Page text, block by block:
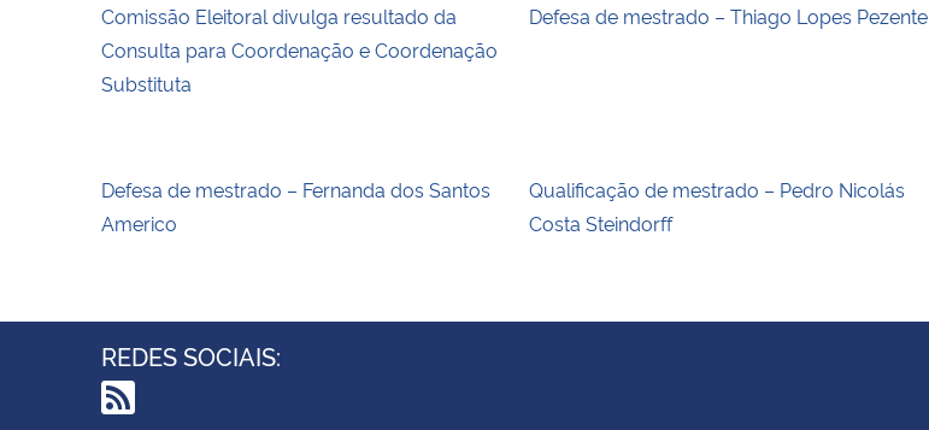
Comissão Eleitoral divulga resultado da
Consulta para Coordenação e Coordenação
Substituta
Defesa de mestrado – Thiago Lopes Pezente
Defesa de mestrado – Fernanda dos Santos
Americo
Qualificação de mestrado – Pedro Nicolás
Costa Steindorff
REDES SOCIAIS: